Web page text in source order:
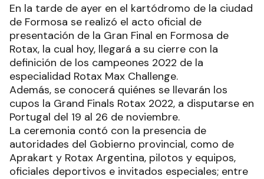
En la tarde de ayer en el kartódromo de la ciudad
de Formosa se realizó el acto oficial de
presentación de la Gran Final en Formosa de
Rotax, la cual hoy, llegará a su cierre con la
definición de los campeones 2022 de la
especialidad Rotax Max Challenge.
Además, se conocerá quiénes se llevarán los
cupos la Grand Finals Rotax 2022, a disputarse en
Portugal del 19 al 26 de noviembre.
La ceremonia contó con la presencia de
autoridades del Gobierno provincial, como de
Aprakart y Rotax Argentina, pilotos y equipos,
oficiales deportivos e invitados especiales; entre